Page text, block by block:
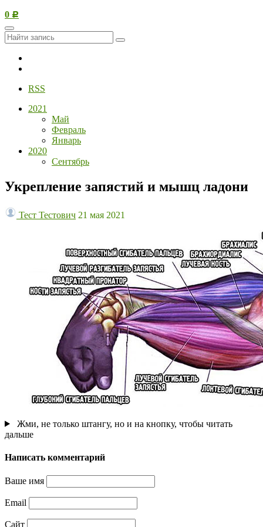
0 Р
RSS
2021
Май
Февраль
Январь
2020
Сентябрь
Укрепление запястий и мышц ладони
Тест Тестович 21 мая 2021
Жми, не только штангу, но и на кнопку, чтобы читать
дальше
Написать комментарий
Ваше имя
Email
Сайт